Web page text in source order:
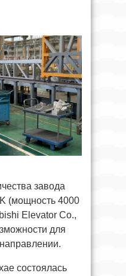
завода
(мощность 4000
Elevator Co.,
для
состоялась